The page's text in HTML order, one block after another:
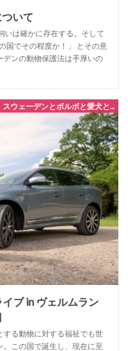
いて
いは確かに存在する。そして
国でその程度か！」 とその意
ンの動物保護法は手厚いの
スウェーデンとボルボと愛犬と...
イブ in ヴェルムラン
る動物に対する福祉でも世
この国で誕生し、現在に至